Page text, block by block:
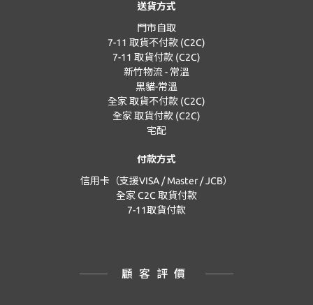
送貨方式
門市自取
7-11 取貨不付款 (C2C)
7-11 取貨付款 (C2C)
新竹物流 - 常溫
黑貓-常溫
全家 取貨不付款 (C2C)
全家 取貨付款 (C2C)
宅配
付款方式
信用卡（支援VISA / Master / JCB）
全家 C2C 取貨付款
7-11取貨付款
顧客評價